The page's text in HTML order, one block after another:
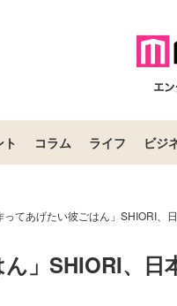
コラム ライフ ビジ
ってあげたい彼ごはん」SHIORI、
」SHIORI、